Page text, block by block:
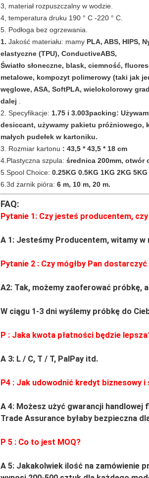
3, materiał rozpuszczalny w wodzie.
4, temperatura druku 190 ° C -220 ° C.
5. Podłoga bez ogrzewania.
1. Jakość materiału: mamy PLA, ABS, HIPS,
elastyczne (TPU), ConductiveABS,
Światło słoneczne, blask, ciemność,
metalowe, kompozyt polimerowy (taki jak
węglowe, ASA, SoftPLA, wielokolorowy
dalej .
2. Specyfikacje: 1.75 i 3.003packing:
desiccant, używamy pakietu próżniowego,
małych pudełek w kartoniku.
3. Rozmiar kartonu : 43,5 * 43,5 * 18 cm
4.Plastyczna szpula: średnica 200mm, otwór
5.Spool Choice: 0.25KG 0.5KG 1KG 2KG 5KG
6.3d żarnik pióra: 6 m, 10 m, 20 m.
FAQ:
Pytanie 1: Czy jesteś producentem,
A 1: Jesteśmy Producentem, witamy
Pytanie 2 : Czy mógłby Pan
A2: Tak, możemy zaoferować próbkę,
W ciągu 1-3 dni wyślemy próbkę do
P : Jaka kwota płatności będzie
A 3: L / C, T / T, PalPay itd.
P4 : Jak udowodnić kredyt biznesowy
A 4: Możesz użyć gwarancji
Trade Assurance byłaby bezpieczna
P 5 : Co to jest MOQ?
A 5: Jakakolwiek ilość na zamówienie